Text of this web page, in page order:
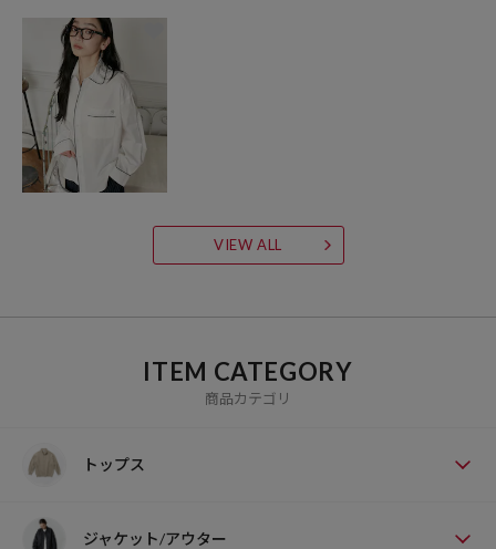
VIEW ALL
ITEM CATEGORY
商品カテゴリ
トップス
ジャケット/アウター